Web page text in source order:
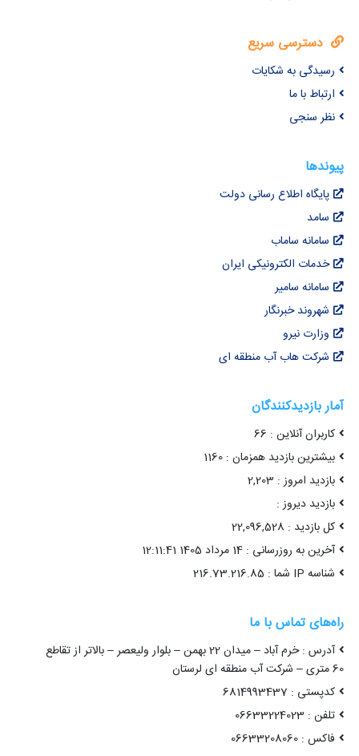
دسترسی سریع
رسیدگی به شکایات
ارتباط با ما
نظر سنجی
پیوندها
پایگاه اطلاع رسانی دولت
سامد
سامانه ساماب
خدمات الکترونیکی ایران
سامانه سامیر
شهروند خبرنگار
وزارت نیرو
شرکت هاب آب منطقه ای
آمار بازدیدکنندگان
کاربران آنلاین : 66
بیشترین بازدید همزمان : 1160
بازدید امروز : 2,203
بازدید دیروز :
کل بازدید : 22,096,528
آخرین به روزرسانی : 14 مرداد 1405 12:11:41
شناسه IP شما : 216.73.216.85
راه‌های تماس با ما
آدرس : خرم آباد – میدان 22 بهمن – بلوار ولیعصر – بالاتر از تقاطع
60 متری – شرکت آب منطقه ای لرستان
کدپستی : 6814993437
تلفن : 06633224023
فاکس : 06633208060